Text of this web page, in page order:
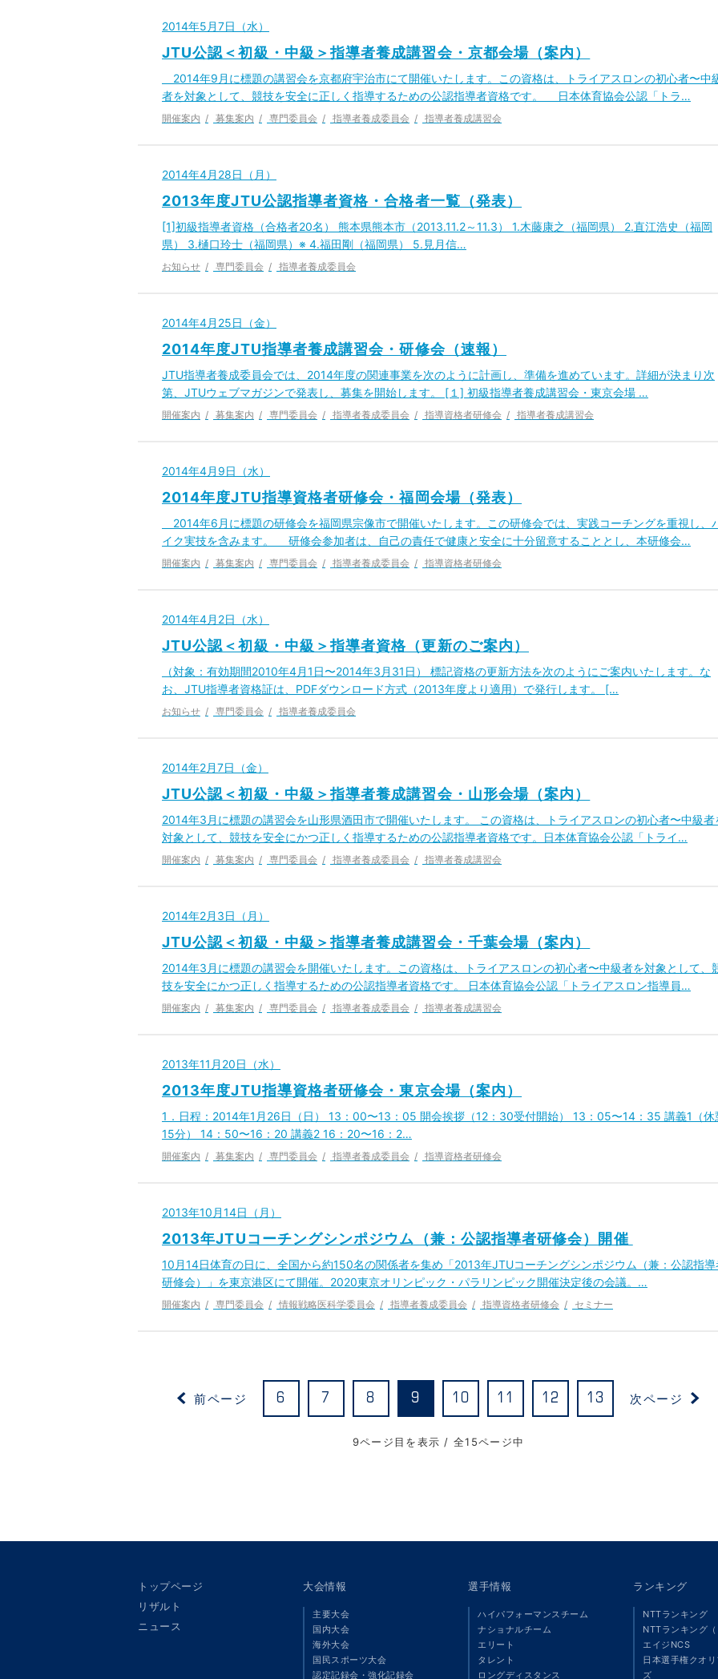
2014年5月7日（水）
JTU公認＜初級・中級＞指導者養成講習会・京都会場（案内）
2014年9月に標題の講習会を京都府宇治市にて開催いたします。この資格は、トライアスロンの初心者〜中
者を対象として、競技を安全に正しく指導するための公認指導者資格です。 日本体育協会公認「トラ…
開催案内 募集案内 専門委員会 指導者養成委員会 指導者養成講習会
2014年4月28日（月）
2013年度JTU公認指導者資格・合格者一覧（発表）
[1]初級指導者資格（合格者20名） 熊本県熊本市（2013.11.2～11.3） 1.木藤康之（福岡県） 2.直江浩史（福岡
県） 3.樋口玲士（福岡県）※ 4.福田剛（福岡県） 5.見月信…
お知らせ 専門委員会 指導者養成委員会
2014年4月25日（金）
2014年度JTU指導者養成講習会・研修会（速報）
JTU指導者養成委員会では、2014年度の関連事業を次のように計画し、準備を進めています。詳細が決まり次
第、JTUウェブマガジンで発表し、募集を開始します。 [１] 初級指導者養成講習会・東京会場 …
開催案内 募集案内 専門委員会 指導者養成委員会 指導資格者研修会 指導者養成講習会
2014年4月9日（水）
2014年度JTU指導資格者研修会・福岡会場（発表）
2014年6月に標題の研修会を福岡県宗像市で開催いたします。この研修会では、実践コーチングを重視し、
イク実技を含みます。 研修会参加者は、自己の責任で健康と安全に十分留意することとし、本研修会…
開催案内 募集案内 専門委員会 指導者養成委員会 指導資格者研修会
2014年4月2日（水）
JTU公認＜初級・中級＞指導者資格（更新のご案内）
（対象：有効期間2010年4月1日〜2014年3月31日） 標記資格の更新方法を次のようにご案内いたします。な
お、JTU指導者資格証は、PDFダウンロード方式（2013年度より適用）で発行します。 […
お知らせ 専門委員会 指導者養成委員会
2014年2月7日（金）
JTU公認＜初級・中級＞指導者養成講習会・山形会場（案内）
2014年3月に標題の講習会を山形県酒田市で開催いたします。 この資格は、トライアスロンの初心者〜中級者
対象として、競技を安全にかつ正しく指導するための公認指導者資格です。日本体育協会公認「トライ…
開催案内 募集案内 専門委員会 指導者養成委員会 指導者養成講習会
2014年2月3日（月）
JTU公認＜初級・中級＞指導者養成講習会・千葉会場（案内）
2014年3月に標題の講習会を開催いたします。この資格は、トライアスロンの初心者〜中級者を対象として、
技を安全にかつ正しく指導するための公認指導者資格です。 日本体育協会公認「トライアスロン指導員…
開催案内 募集案内 専門委員会 指導者養成委員会 指導者養成講習会
2013年11月20日（水）
2013年度JTU指導資格者研修会・東京会場（案内）
1．日程：2014年1月26日（日） 13：00〜13：05 開会挨拶（12：30受付開始） 13：05〜14：35 講義1（休
15分） 14：50〜16：20 講義2 16：20〜16：2…
開催案内 募集案内 専門委員会 指導者養成委員会 指導資格者研修会
2013年10月14日（月）
2013年JTUコーチングシンポジウム（兼：公認指導者研修会）開催
10月14日体育の日に、全国から約150名の関係者を集め「2013年JTUコーチングシンポジウム（兼：公認指導
研修会）」を東京港区にて開催。2020東京オリンピック・パラリンピック開催決定後の会議。…
開催案内 専門委員会 情報戦略医科学委員会 指導者養成委員会 指導資格者研修会 セミナー
9ページ目を表示 / 全15ページ中
前ページ 6 7 8 9 10 11 12 13 次ページ
トップページ
リザルト
ニュース
大会情報
主要大会
国内大会
海外大会
国民スポーツ大会
認定記録会・強化記録会
選手情報
ハイパフォーマンスチーム
ナショナルチーム
エリート
タレント
ロングディスタンス
ランキング
NTTランキング
NTTランキング
エイジNCS
日本選手権クオ
ズ